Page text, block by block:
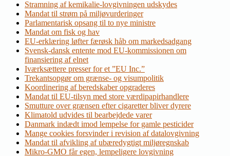
Stramning af kemikalie-lovgivningen udskydes
Mandat til strøm på miljøvurderinger
Parlamentarisk opsang til to nye ministre
Mandat om fisk og hav
EU-erklæring løfter færøsk håb om markedsadgang
Svensk-dansk entente mod EU-kommissionen om
finansiering af elnet
Iværksættere presser for et ”EU Inc.”
Trekantsopgør om grænse- og visumpolitik
Koordinering af beredskaber opgraderes
Mandat til EU-tilsyn med store værdipapirhandlere
Smutture over grænsen efter cigaretter bliver dyrere
Klimatold udvides til bearbejdede varer
Danmark indædt imod lempelse for gamle pesticider
Mange cookies forsvinder i revision af datalovgivning
Mandat til afvikling af ubæredygtigt miljøregnskab
Mikro-GMO får egen, lempeligere lovgivning